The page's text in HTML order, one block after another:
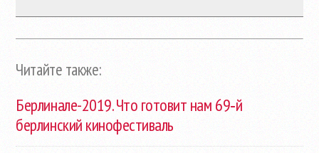
Читайте также:
Берлинале-2019. Что готовит нам 69‑й
берлинский кинофестиваль